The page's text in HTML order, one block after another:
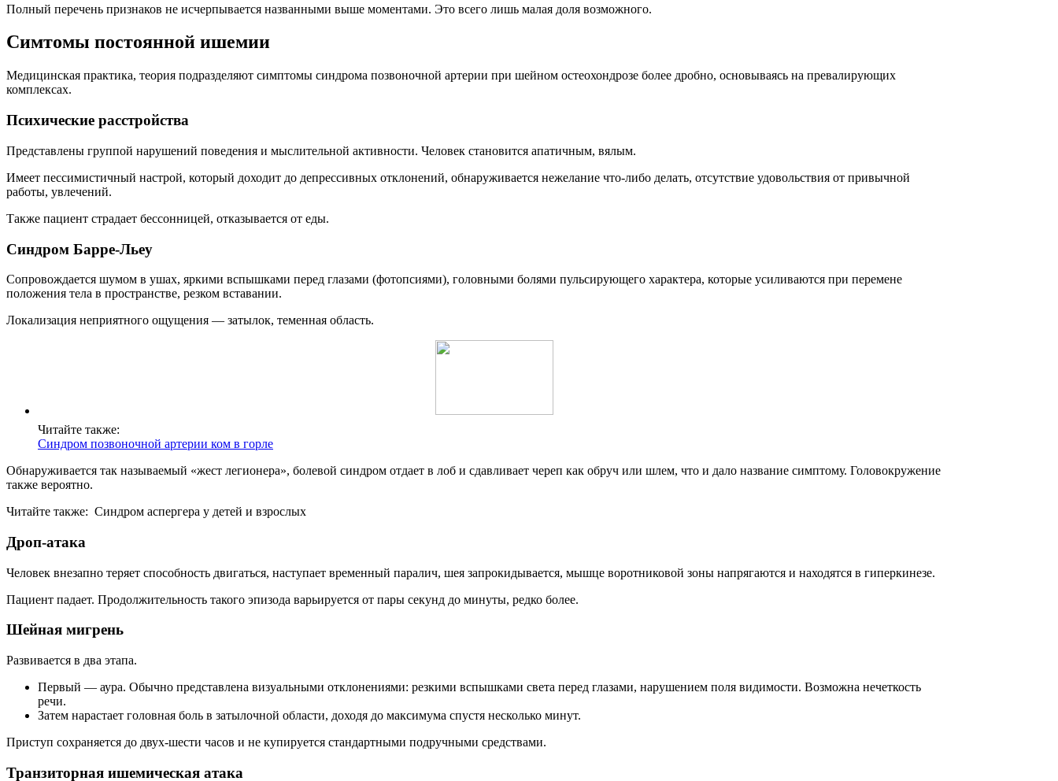
Полный перечень признаков не исчерпывается названными выше моментами. Это всего лишь малая доля возможного.
Симтомы постоянной ишемии
Медицинская практика, теория подразделяют симптомы синдрома позвоночной артерии при шейном остеохондрозе более дробно, основываясь на превалирующих
комплексах.
Психические расстройства
Представлены группой нарушений поведения и мыслительной активности. Человек становится апатичным, вялым.
Имеет пессимистичный настрой, который доходит до депрессивных отклонений, обнаруживается нежелание что-либо делать, отсутствие удовольствия от привычной
работы, увлечений.
Также пациент страдает бессонницей, отказывается от еды.
Синдром Барре-Льеу
Сопровождается шумом в ушах, яркими вспышками перед глазами (фотопсиями), головными болями пульсирующего характера, которые усиливаются при перемене
положения тела в пространстве, резком вставании.
Локализация неприятного ощущения — затылок, теменная область.
Читайте также:
Синдром позвоночной артерии ком в горле
Обнаруживается так называемый «жест легионера», болевой синдром отдает в лоб и сдавливает череп как обруч или шлем, что и дало название симптому. Головокружение
также вероятно.
Читайте также: Синдром аспергера у детей и взрослых
Дроп-атака
Человек внезапно теряет способность двигаться, наступает временный паралич, шея запрокидывается, мышце воротниковой зоны напрягаются и находятся в гиперкинезе.
Пациент падает. Продолжительность такого эпизода варьируется от пары секунд до минуты, редко более.
Шейная мигрень
Развивается в два этапа.
Первый — аура. Обычно представлена визуальными отклонениями: резкими вспышками света перед глазами, нарушением поля видимости. Возможна нечеткость
речи.
Затем нарастает головная боль в затылочной области, доходя до максимума спустя несколько минут.
Приступ сохраняется до двух-шести часов и не купируется стандартными подручными средствами.
Транзиторная ишемическая атака